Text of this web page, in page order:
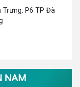
Trưng, P6 TP Đà
NAM